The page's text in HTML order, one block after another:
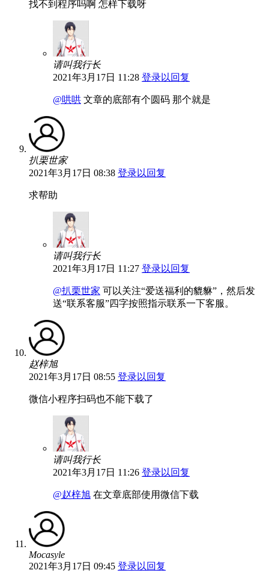
找不到程序吗啊 怎样下载呀
请叫我行长
2021年3月17日 11:28 登录以回复
@哄哄 文章的底部有个圆码 那个就是
扒栗世家
2021年3月17日 08:38 登录以回复
求帮助
请叫我行长
2021年3月17日 11:27 登录以回复
@扒栗世家 可以关注“爱送福利的貔貅”，然后发
送“联系客服”四字按照指示联系一下客服。
赵梓旭
2021年3月17日 08:55 登录以回复
微信小程序扫码也不能下载了
请叫我行长
2021年3月17日 11:26 登录以回复
@赵梓旭 在文章底部使用微信下载
Mocasyle
2021年3月17日 09:45 登录以回复